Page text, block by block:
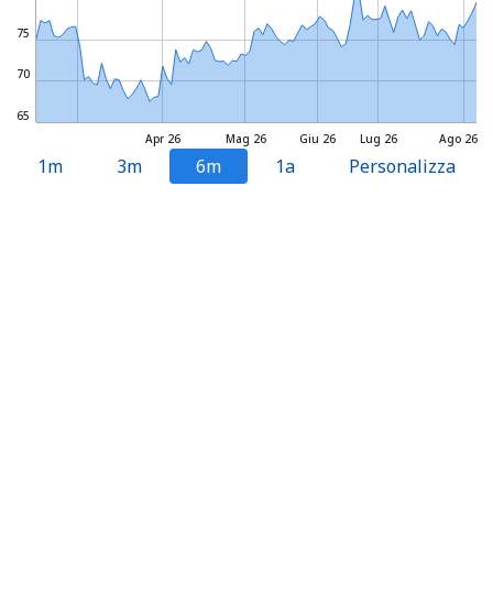
Mag 26 Lug 26
Apr 26 Giu 26 Ago 26
65
70
75
1m 3m 6m 1a Personalizza